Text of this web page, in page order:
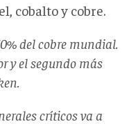
cobalto y cobre.
del cobre mundial.
y el segundo más
críticos va a